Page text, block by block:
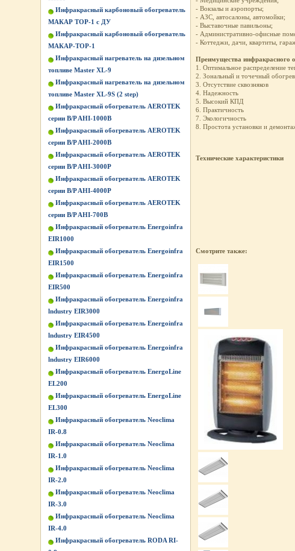
Инфракрасный карбоновый обогреватель
МАКАР ТОР-1 с ДУ
Инфракрасный карбоновый обогреватель
МАКАР-ТОР-1
Инфракрасный нагреватель на дизельном
топливе Master XL-9
Инфракрасный нагреватель на дизельном
топливе Master XL-9S (2 step)
Инфракрасный обогреватель AEROTEK
серии B/P AHI-1000B
Инфракрасный обогреватель AEROTEK
серии B/P AHI-2000B
Инфракрасный обогреватель AEROTEK
серии B/P AHI-3000P
Инфракрасный обогреватель AEROTEK
серии B/P AHI-4000P
Инфракрасный обогреватель AEROTEK
серии B/P AHI-700B
Инфракрасный обогреватель Energoinfra
EIR1000
Инфракрасный обогреватель Energoinfra
EIR1500
Инфракрасный обогреватель Energoinfra
EIR500
Инфракрасный обогреватель Energoinfra
lndustry EIR3000
Инфракрасный обогреватель Energoinfra
lndustry EIR4500
Инфракрасный обогреватель Energoinfra
lndustry EIR6000
Инфракрасный обогреватель EnergoLine
EL200
Инфракрасный обогреватель EnergoLine
EL300
Инфракрасный обогреватель Neoclima
IR-0.8
Инфракрасный обогреватель Neoclima
IR-1.0
Инфракрасный обогреватель Neoclima
IR-2.0
Инфракрасный обогреватель Neoclima
IR-3.0
Инфракрасный обогреватель Neoclima
IR-4.0
Инфракрасный обогреватель RODA RI-
- Вокзалы и аэропорты;
- АЗС, автосалоны, автомойки;
- Выставочные павильоны;
- Административно-офисные
- Коттеджи, дачи, квартиты,
Преимущества инфракрасного
1. Оптимальное распределение
2. Зональный и точечный обогрев
3. Отсутствие сквозняков
4. Надежность
5. Высокий КПД
6. Практичность
7. Экологичность
8. Простота установки и
Технические характеристики
Смотрите также: